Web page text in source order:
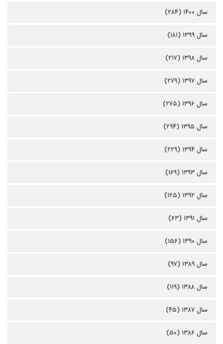
سال ۱۴۰۰ (۲۸۴)
سال ۱۳۹۹ (۱۸۱)
سال ۱۳۹۸ (۲۱۷)
سال ۱۳۹۷ (۲۷۹)
سال ۱۳۹۶ (۲۷۵)
سال ۱۳۹۵ (۲۹۴)
سال ۱۳۹۴ (۲۲۹)
سال ۱۳۹۳ (۱۶۹)
سال ۱۳۹۲ (۱۲۵)
سال ۱۳۹۱ (۶۳)
سال ۱۳۹۰ (۱۵۶)
سال ۱۳۸۹ (۹۷)
سال ۱۳۸۸ (۱۱۹)
سال ۱۳۸۷ (۴۵)
سال ۱۳۸۶ (۵۰)